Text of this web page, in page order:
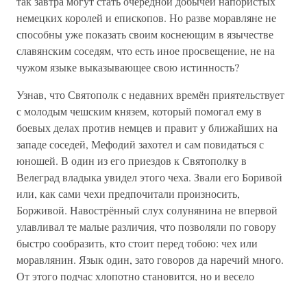
немецких королей и епископов. Но разве моравляне не
способны уже показать своим коснеющим в язычестве
славянским соседям, что есть иное просвещение, не на
чужом языке выказывающее свою истинность?
Узнав, что Святополк с недавних времён приятельствует
с молодым чешским князем, который помогал ему в
боевых делах против немцев и правит у ближайших на
западе соседей, Мефодий захотел и сам повидаться с
юношей. В один из его приездов к Святополку в
Велеград владыка увидел этого чеха. Звали его Боривой
или, как сами чехи предпочитали произносить,
Борживой. Навострённый слух солунянина не впервой
улавливал те малые различия, что позволяли по говору
быстро сообразить, кто стоит перед тобою: чех или
моравлянин. Язык один, зато говоров да наречий много.
От этого подчас хлопотно становится, но и весело